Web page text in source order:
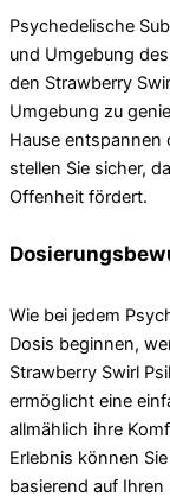
Psychedelische
und Umgebung
den Strawberry
Umgebung zu
Hause entspannen
stellen Sie sicher,
Offenheit fördert.
Wie bei jedem
Dosis beginnen,
Strawberry Swirl
ermöglicht eine
allmählich ihre
Erlebnis können
basierend auf